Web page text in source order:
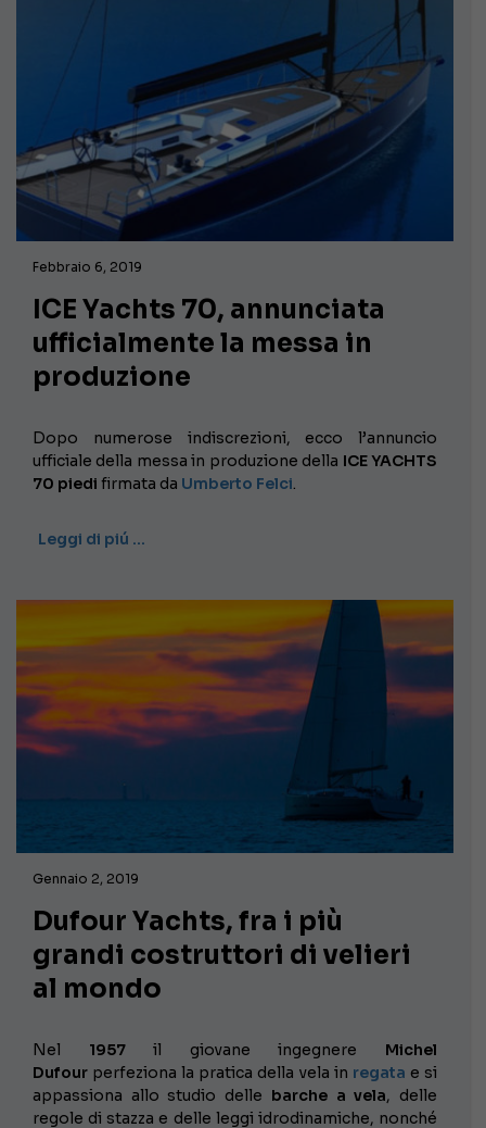
Febbraio 6, 2019
ICE Yachts 70, annunciata
ufficialmente la messa in
produzione
Dopo numerose indiscrezioni, ecco l’annuncio
ufficiale della messa in produzione della ICE YACHTS
70 piedi firmata da Umberto Felci.
Leggi di piú …
Gennaio 2, 2019
Dufour Yachts, fra i più
grandi costruttori di velieri
al mondo
Nel 1957il giovane ingegnere Michel
Dufour perfeziona la pratica della vela in regata e si
appassiona allo studio delle barche a vela, delle
regole di stazza e delle leggi idrodinamiche, nonché